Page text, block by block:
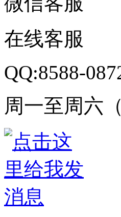
在线客服
QQ:8588-
周一至周六